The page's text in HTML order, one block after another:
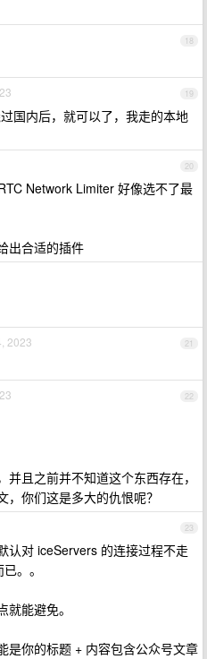
18
19
国内后，就可以了，我走的本地
20
Network Limiter 好像选不了最
出合适的插件
21
2023
22
且之前并不知道这个东西存在，
你们这是多大的仇恨呢？
23
认对 iceServers 的连接过程不走
。。
能避免。
是你的标题 + 内容包含公众号文章